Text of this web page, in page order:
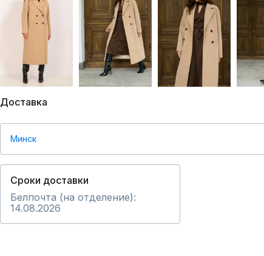
Доставка
Минск
Сроки доставки
Белпочта (на отделение):
14.08.2026